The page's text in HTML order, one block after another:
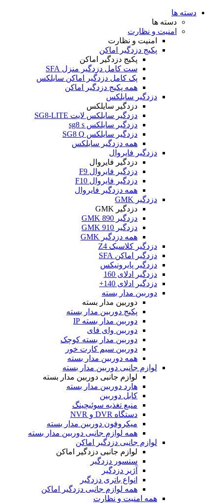
دسته ها
دسته ها
امنیت و نظارت
امنیت و نظارت
پکیج دزدگیر اماکن
پکیج دزدگیر اماکن
ست کامل دزدگیر منزل SFA
پک کامل دزدگیر اماکن سایلکس
همه پکیج دزدگیر اماکن
دزدگیر سایلکس
دزدگیر سایلکس
دزدگیر سایلکس لایت SG8-LITE
دزدگیر سایلکس sg8 s
دزدگیر سایلکس SG8 Q
همه دزدگیر سایلکس
دزدگیر فایروال
دزدگیر فایروال
دزدگیر فایروال F9
دزدگیر فایروال F10
همه دزدگیر فایروال
دزدگیر GMK
دزدگیر GMK
دزدگیر GMK 890
دزدگیر GMK 910
همه دزدگیر GMK
دزدگیر کلاسیک Z4
دزدگیر اماکن SFA
دزدگیر پایرونیکس
دزدگیر ادلای 160
دزدگیر ادلای 140+
دوربین مدار بسته
دوربین مدار بسته
پکیج دوربین مدار بسته
دوربین مدار بسته IP
دوربین وای فای
دوربین مدار بسته کوچک
دوربین سیم کارت خور
همه دوربین مدار بسته
لوازم جانبی دوربین مدار بسته
لوازم جانبی دوربین مدار بسته
هارد دوربین مدار بسته
کابل دوربین
منبع تغذیه سوئیچینگ
دستگاه DVR و NVR
میکروفون دوربین مدار بسته
همه لوازم جانبی دوربین مدار بسته
لوازم جانبی دزدگیر اماکن
لوازم جانبی دزدگیر اماکن
سنسور دزدگیر
آژیر دزدگیر
انواع باتری دزدگیر
همه لوازم جانبی دزدگیر اماکن
همه امنیت و نظارت